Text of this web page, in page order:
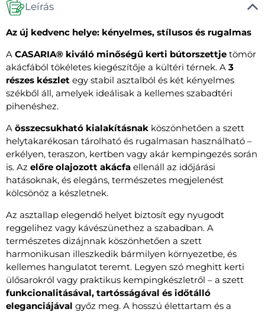
Leírás
Az új kedvenc helye: kényelmes, stílusos és rugalmas
A CASARIA® kiváló minőségű kerti bútorszettje tömör
akácfából tökéletes kiegészítője a kültéri térnek. A 3
részes készlet egy stabil asztalból és két kényelmes
székből áll, amelyek ideálisak a kellemes szabadtéri
pihenéshez.
A összecsukható kialakításnak köszönhetően a szett
helytakarékosan tárolható és rugalmasan használható –
erkélyen, teraszon, kertben vagy akár kempingezés során
is. Az előre olajozott akácfa ellenáll az időjárási
hatásoknak, és elegáns, természetes megjelenést
kölcsönöz a készletnek.
Az asztallap elegendő helyet biztosít egy nyugodt
reggelihez vagy kávészünethez a szabadban. A
természetes dizájnnak köszönhetően a szett
harmonikusan illeszkedik bármilyen környezetbe, és
kellemes hangulatot teremt. Legyen szó meghitt kerti
ülősarokról vagy praktikus kempingkészletről – a szett
funkcionalitásával, tartósságával és időtálló
eleganciájával győz meg. A hosszú élettartam és a